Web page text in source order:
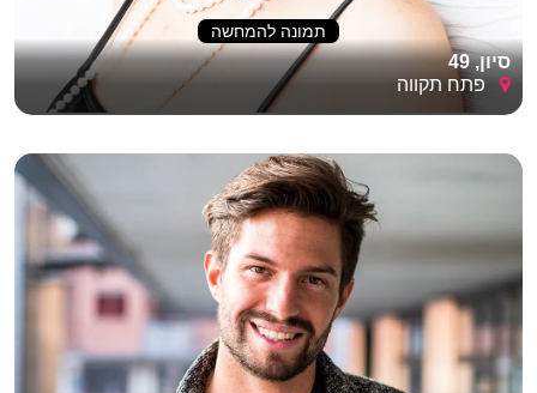
תמונה להמחשה
סיון, 49
פתח תקווה